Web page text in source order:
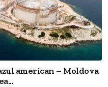
american – Moldova